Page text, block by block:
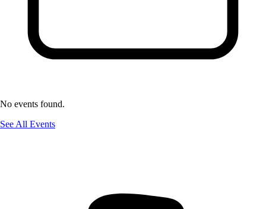
No events found.
See All Events